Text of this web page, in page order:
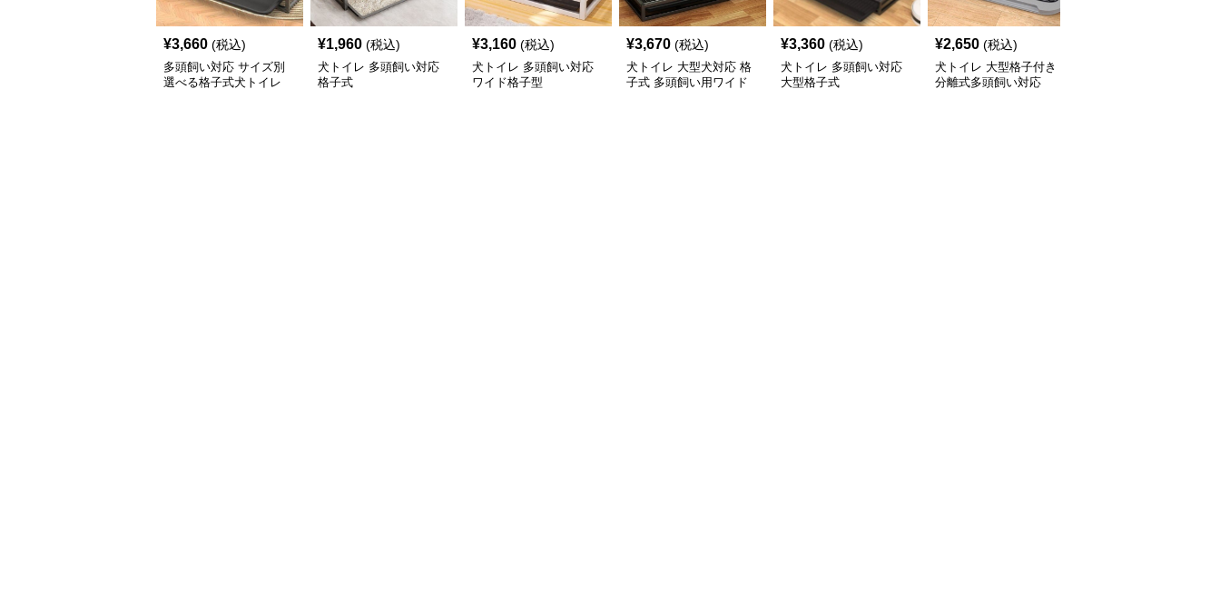
¥3,660 (税込)
多頭飼い対応 サイズ別
選べる格子式犬トイレ
¥1,960 (税込)
犬トイレ 多頭飼い対応
格子式
¥3,160 (税込)
犬トイレ 多頭飼い対応
ワイド格子型
¥3,670 (税込)
犬トイレ 大型犬対応 格
子式 多頭飼い用ワイド
¥3,360 (税込)
犬トイレ 多頭飼い対応
大型格子式
¥2,650 (税込)
犬トイレ 大型格子付き
分離式多頭飼い対応